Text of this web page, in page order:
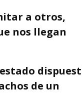
a otros,
nos llegan
de un